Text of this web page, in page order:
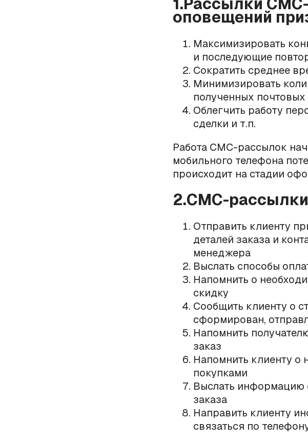
оповещений
Максимизировать
и последующие
Сократить среднее
Минимизировать
полученных
Облегчить работу
сделки и т.п.
Работа СМС-рассылок
мобильного телефона
происходит на стадии
2.СМС-
Отправить клиенту
деталей заказа и
менеджера
Выслать способы
Напомнить о
скидку
Сообщить клиенту о
сформирован,
Напомнить
заказ
Напомнить клиенту о
покупками
Выслать информацию
заказа
Направить клиенту
связаться по